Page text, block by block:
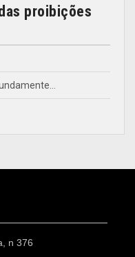
proibições
n 376